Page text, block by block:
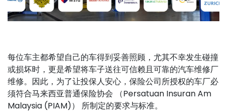
每位车主都希望自己的车得到妥善照顾，尤其不幸发生碰撞
或损坏时，更是希望将车子送往可信赖且可靠的汽车维修厂
维修。因此，为了让投保人安心，保险公司所授权的车厂必
须符合马来西亚普通保险协会 （Persatuan Insuran Am
Malaysia (PIAM)） 所制定的要求与标准。